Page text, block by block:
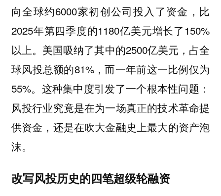
向全球约6000家初创公司投入了资金，比
2025年第四季度的1180亿美元增长了150%
以上。美国吸纳了其中的2500亿美元，占全
球风投总额的81%，而一年前这一比例仅为
55%。 这种集中度引发了一个根本性问题：
风投行业究竟是在为一场真正的技术革命提
供资金，还是在吹大金融史上最大的资产泡
沫。
改写风投历史的四笔超级轮融资